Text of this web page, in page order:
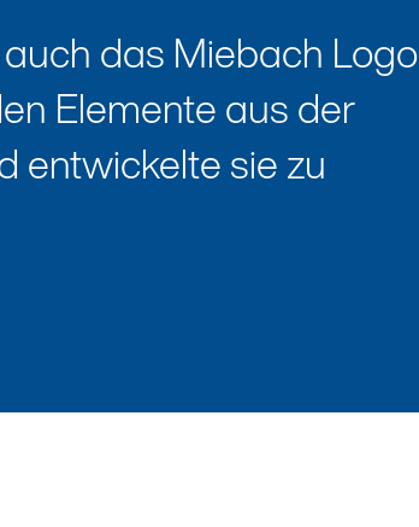
das Miebach Logo
Elemente aus der
entwickelte sie zu